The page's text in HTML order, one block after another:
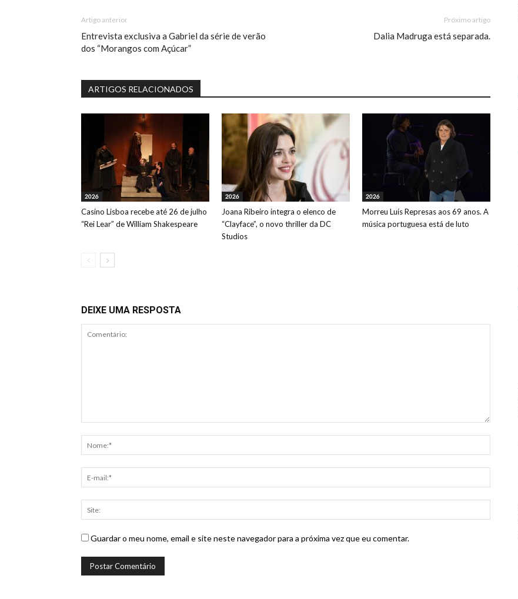
Artigo anterior
Entrevista exclusiva a Gabriel da série de verão
dos “Morangos com Açúcar”
Próximo artigo
Dalia Madruga está separada.
ARTIGOS RELACIONADOS
2026
Casino Lisboa recebe até 26 de julho
“Rei Lear” de William Shakespeare
2026
Joana Ribeiro integra o elenco de
“Clayface”, o novo thriller da DC
Studios
2026
Morreu Luís Represas aos 69 anos. A
música portuguesa está de luto
DEIXE UMA RESPOSTA
Guardar o meu nome, email e site neste navegador para a próxima vez que eu comentar.